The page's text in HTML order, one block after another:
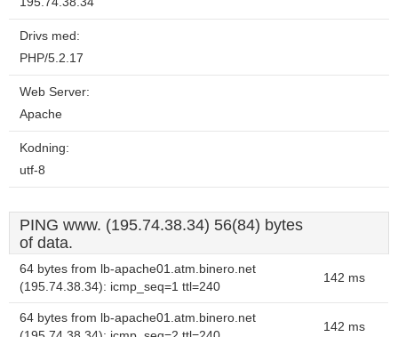
Drivs med:
PHP/5.2.17
Web Server:
Apache
Kodning:
utf-8
PING www. (195.74.38.34) 56(84) bytes
of data.
64 bytes from lb-apache01.atm.binero.net
(195.74.38.34): icmp_seq=1 ttl=240
142 ms
64 bytes from lb-apache01.atm.binero.net
142 ms